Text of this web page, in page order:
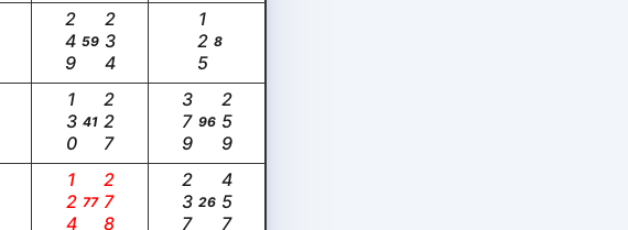
249 59234 125 8
130 41227 379 96259
124 77278 237 26457